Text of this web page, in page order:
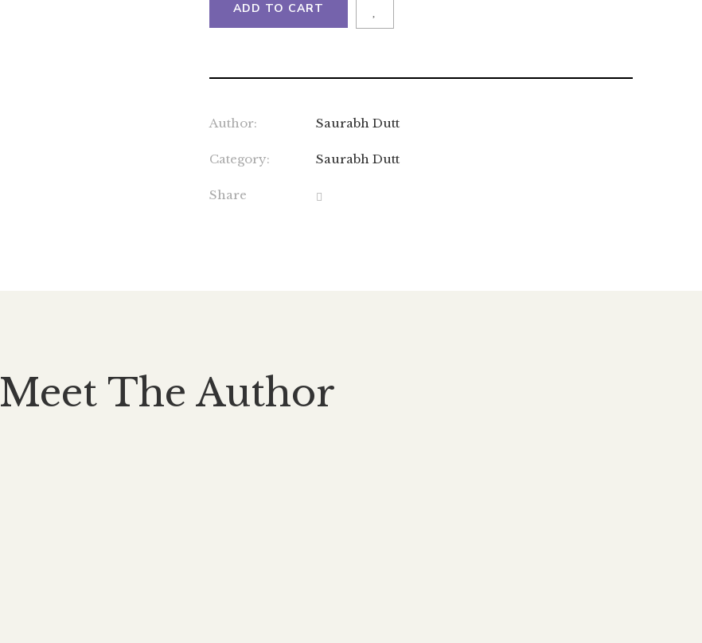
ADD TO CART
Author: Saurabh Dutt
Category: Saurabh Dutt
Share
Meet The Author